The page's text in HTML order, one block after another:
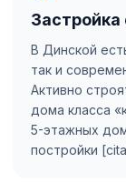
В Динской
так и
Активно
дома класса
5-этажных
постройки